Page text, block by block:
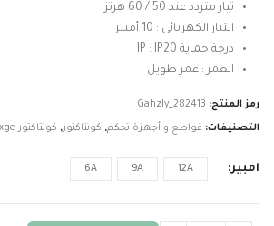
تيار متردد عند 50 / 60 هرتز
التيار الكهربائى : 10 أمبير
درجة حماية IP : IP20
العمر : عمر طويل
رمز المنتج: Gahzly_282413
التصنيفات: قواطع و أجهزة تحكم, كونتاكتور, كونتاكتور Maxge
امبير 12A
9A
6A